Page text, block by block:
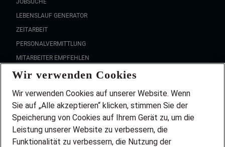
JOBSUCHE
LEBENSLAUF GENERATOR
ZEITARBEIT
PERSONALVERMITTLUNG
MITARBEITER EMPFEHLEN
FAQ
Wir stellen ein!
DEINE BERUFSGRUPPE
DEINE LEBENSSITUATION
PARTNERSHIP WITH AIRBUS
Wir verwenden Cookies
Wir verwenden Cookies auf unserer Website. Wenn
Sie auf „Alle akzeptieren“ klicken, stimmen Sie der
Speicherung von Cookies auf Ihrem Gerät zu, um die
Leistung unserer Website zu verbessern, die
Funktionalität zu verbessern, die Nutzung der